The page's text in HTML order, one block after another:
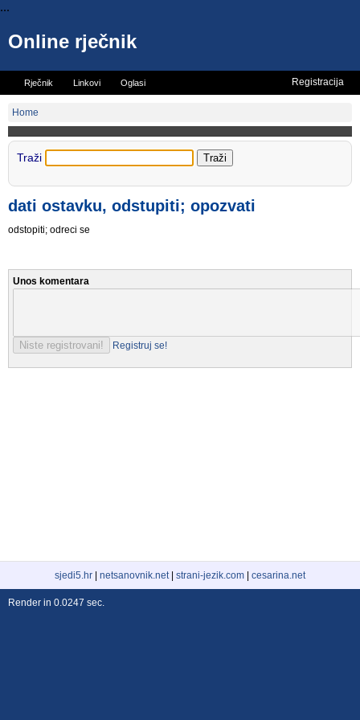
...
Online rječnik
Rječnik Linkovi Oglasi Registracija
Home
Traži
dati ostavku, odstupiti; opozvati
odstopiti; odreci se
Unos komentara
Registruj se!
sjedi5.hr netsanovnik.net| strani-jezik.com cesarina.net
Render in 0.0247 sec.